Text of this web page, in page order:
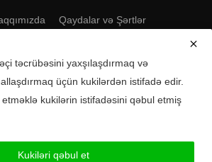
Qaydalar və Şərtlər
təcrübəsini yaxşılaşdırmaq və
üçün kukilərdən istifadə edir.
kukilərin istifadəsini qəbul etmiş
Kukiləri qəbul et
Android üçün yüklə
iPhone üçün yüklə